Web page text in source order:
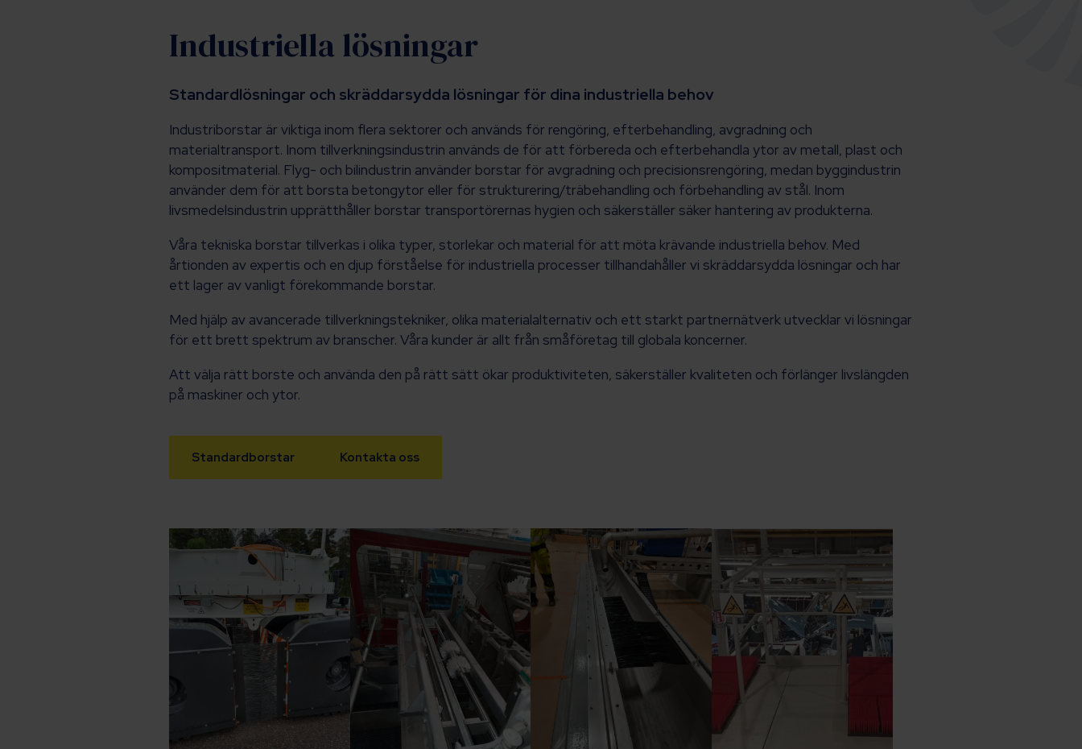
Industriella lösningar
Standardlösningar och skräddarsydda lösningar för dina industriella behov
Industriborstar är viktiga inom flera sektorer och används för rengöring, efterbehandling, avgradning och
materialtransport. Inom tillverkningsindustrin används de för att förbereda och efterbehandla ytor av metall, plast och
kompositmaterial. Flyg- och bilindustrin använder borstar för avgradning och precisionsrengöring, medan byggindustrin
använder dem för att borsta betongytor eller för strukturering/träbehandling och förbehandling av stål. Inom
livsmedelsindustrin upprätthåller borstar transportörernas hygien och säkerställer säker hantering av produkterna.
Våra tekniska borstar tillverkas i olika typer, storlekar och material för att möta krävande industriella behov. Med
årtionden av expertis och en djup förståelse för industriella processer tillhandahåller vi skräddarsydda lösningar och har
ett lager av vanligt förekommande borstar.
Med hjälp av avancerade tillverkningstekniker, olika materialalternativ och ett starkt partnernätverk utvecklar vi lösningar
för ett brett spektrum av branscher. Våra kunder är allt från småföretag till globala koncerner.
Att välja rätt borste och använda den på rätt sätt ökar produktiviteten, säkerställer kvaliteten och förlänger livslängden
på maskiner och ytor.
Standardborstar Kontakta oss